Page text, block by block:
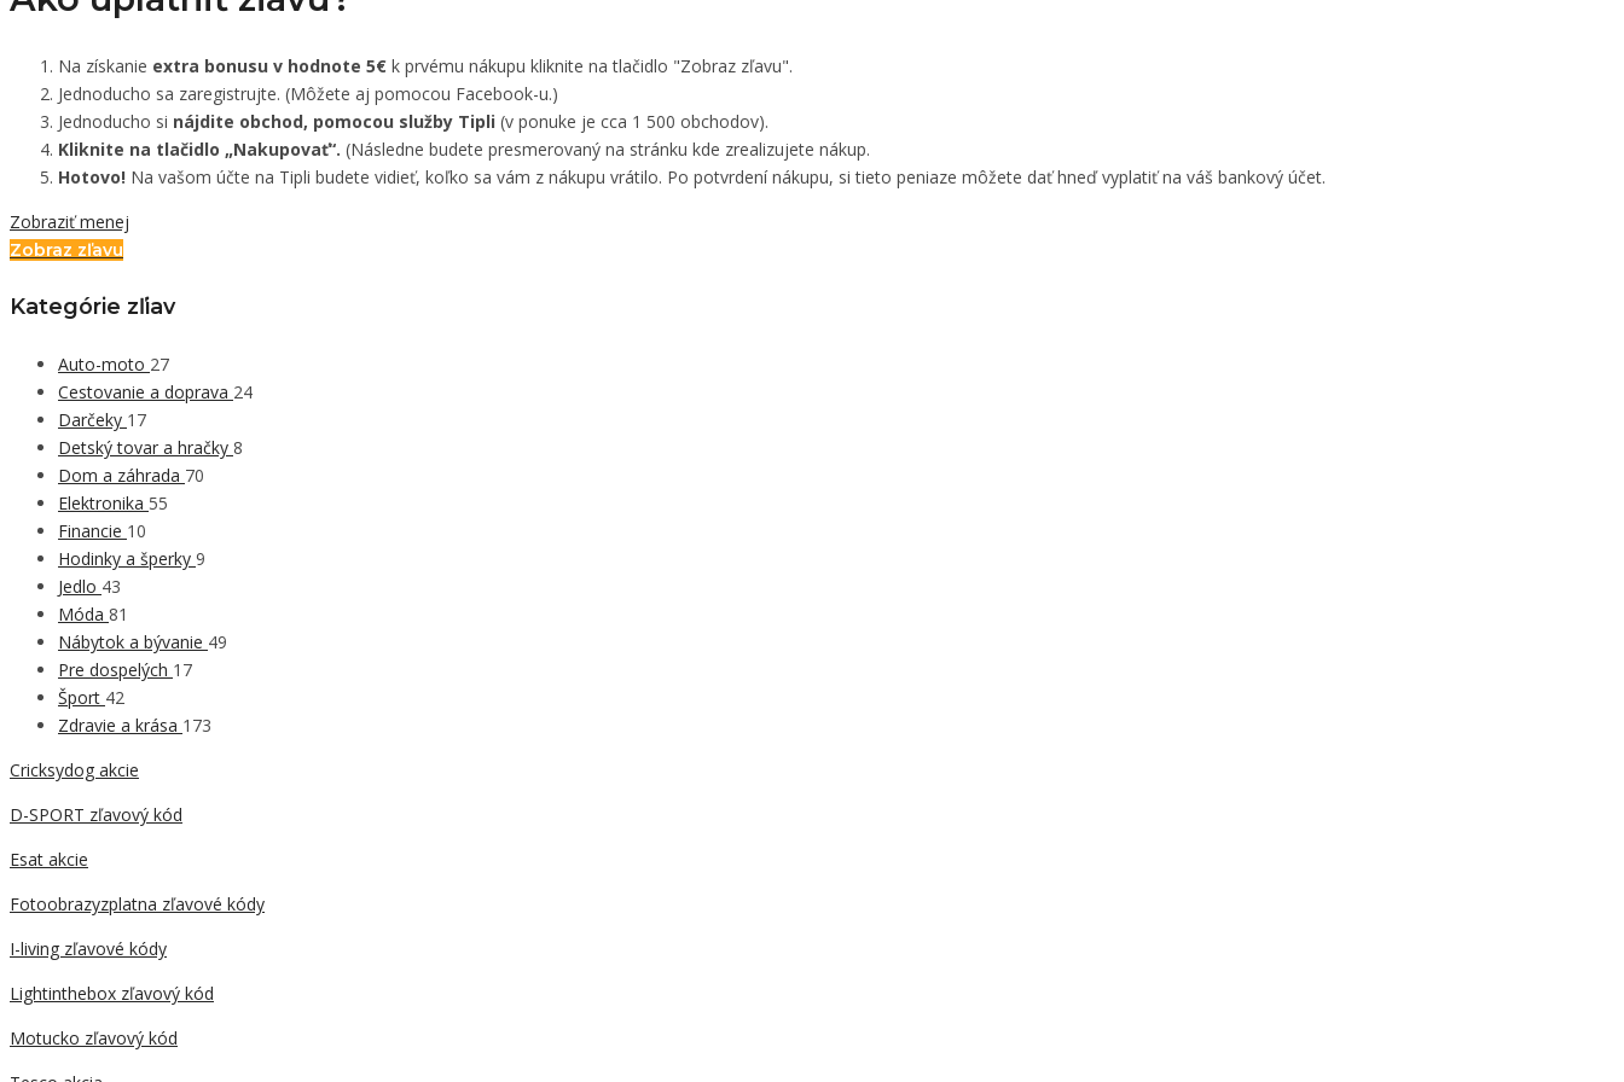
Na získanie extra bonusu v hodnote 5€ k prvému nákupu kliknite na tlačidlo "Zobraz zľavu".
Jednoducho sa zaregistrujte. (Môžete aj pomocou Facebook-u.)
Jednoducho si nájdite obchod, pomocou služby Tipli (v ponuke je cca 1 500 obchodov).
Kliknite na tlačidlo „Nakupovať“. (Následne budete presmerovaný na stránku kde zrealizujete nákup.
Hotovo! Na vašom účte na Tipli budete vidieť, koľko sa vám z nákupu vrátilo. Po potvrdení nákupu, si tieto peniaze môžete dať hneď vyplatiť na váš bankový účet.
Zobraziť menej
Zobraz zľavu
Kategórie zľiav
Auto-moto 27
Cestovanie a doprava 24
Darčeky 17
Detský tovar a hračky 8
Dom a záhrada 70
Elektronika 55
Financie 10
Hodinky a šperky 9
Jedlo 43
Móda 81
Nábytok a bývanie 49
Pre dospelých 17
Šport 42
Zdravie a krása 173
Cricksydog akcie
D-SPORT zľavový kód
Esat akcie
Fotoobrazyzplatna zľavové kódy
I-living zľavové kódy
Lightinthebox zľavový kód
Motucko zľavový kód